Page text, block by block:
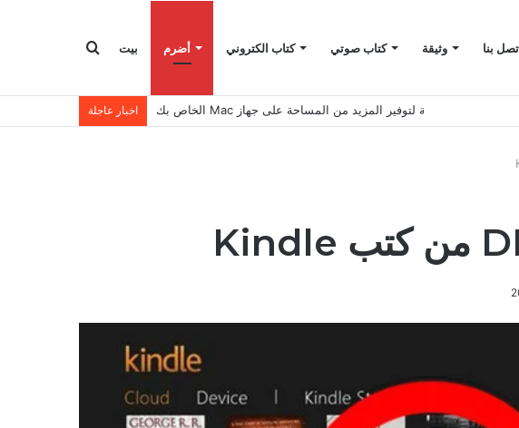
بيت أضرم كتاب الكتروني كتاب صوتي وثيقة بنا
اخبار عاجلة نصائح بسيطة لتوفير المزيد من المساحة على جهاز Mac الخاص بك